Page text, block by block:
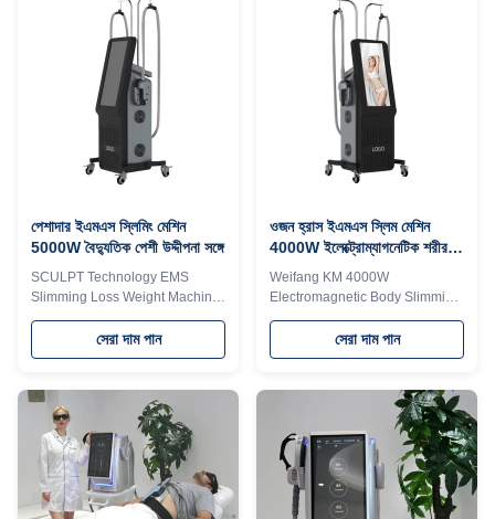
and intensity, so asto train and
increase muscledensity and
volume * REDUCE FAT The
ultimate contraction of muscle
needsa large amount of energy
supply, so thefat cells beside the
alsoconsumed,leading to
naturalapoptosis and
effectivereduction of fatthickness
intensity, so asto train and
increase muscledensity and
volume * REDUCE FAT The
ultimate contraction of muscle
needsa large amount of energy
supply, so thefat cells beside the
muscle are
alsoconsumed,leading to
naturalapoptosis and
effectivereduction of fatthickness
পেশাদার ইএমএস স্লিমিং মেশিন
5000W বৈদ্যুতিক পেশী উদ্দীপনা সঙ্গে
SCULPT Technology EMS
Slimming Loss Weight Machine
With Electrical Muscle
Stimulation Products
Description Function Function *
contracts 30000 times withhigh
frequency and intensity, so asto
train and increase
muscledensity and volume *
REDUCE FAT The ultimate
contraction of muscle needsa
large amount of energy supply,
সেরা দাম পান
ওজন হ্রাস ইএমএস স্লিম মেশিন
4000W ইলেক্ট্রোম্যাগনেটিক শরীর
স্লিমিং ইএমএস ভাস্কর্য মেশিন
Weifang KM 4000W
Electromagnetic Body Slimming
EMS Sculpting Machine For
Firming Body Weifang KM
4000W big power
ems sculpting machine maquina
de esculpir build muscle device
buy 10 units get 1 free
Distributors wanted! Free
Shipping is sea transportation .
Need other mode of transport,
please kindly contact sales.
সেরা দাম পান